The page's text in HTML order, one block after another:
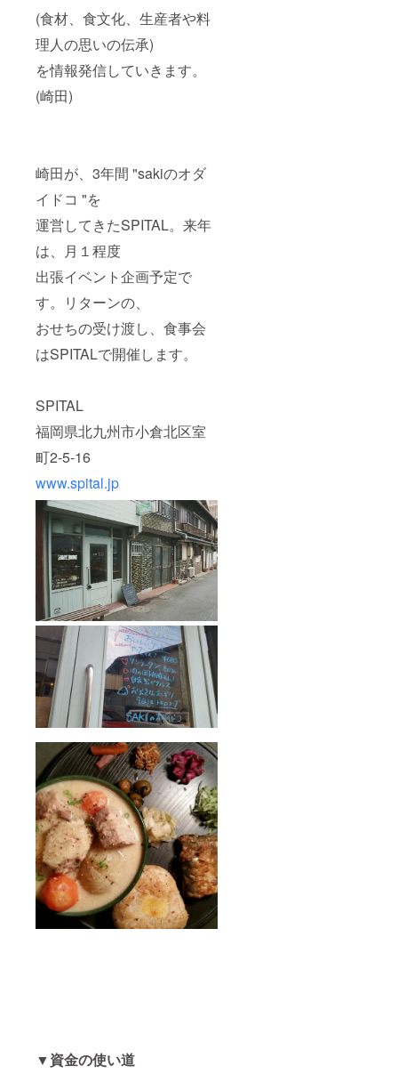
(食材、食文化、生産者や料
理人の思いの伝承)
を情報発信していきます。
(崎田)
崎田が、3年間 "sakiのオダ
イドコ "を
運営してきたSPITAL。来年
は、月１程度
出張イベント企画予定で
す。リターンの、
おせちの受け渡し、食事会
はSPITALで開催します。
SPITAL
福岡県北九州市小倉北区室
町2-5-16
www.spital.jp
▼資金の使い道